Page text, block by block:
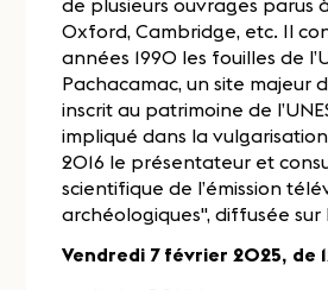
Oxford, Cambridge, etc. Il
années 1990 les fouilles de
Pachacamac, un site majeur
inscrit au patrimoine de
impliqué dans la
2016 le présentateur et
scientifique de l’émission
archéologiques", diffusée
Vendredi 7 février 2025, de